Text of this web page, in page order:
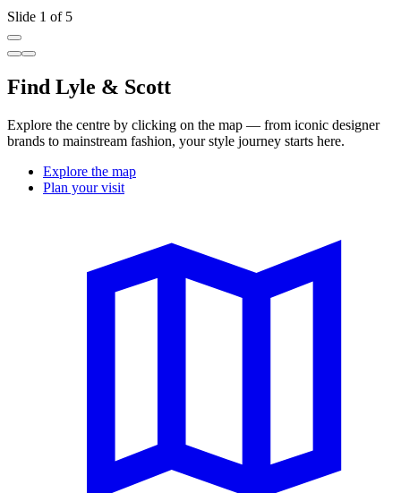
Slide 1 of 5
Find Lyle & Scott
Explore the centre by clicking on the map — from iconic designer
brands to mainstream fashion, your style journey starts here.
Explore the map
Plan your visit